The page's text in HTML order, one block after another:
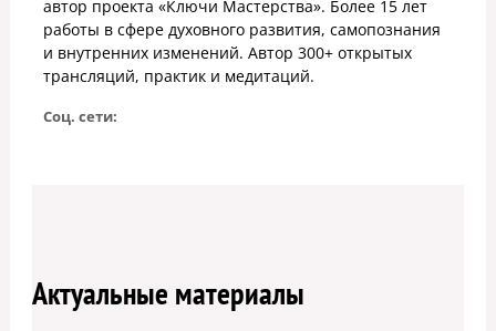
автор проекта «Ключи Мастерства». Более 15 лет
работы в сфере духовного развития, самопознания
и внутренних изменений. Автор 300+ открытых
трансляций, практик и медитаций.
Соц. сети:
Актуальные материалы